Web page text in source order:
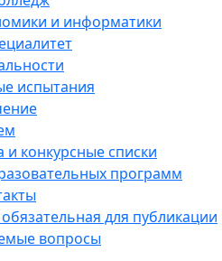
и информатики
испытания
конкурсные списки
программ
для публикации
вопросы